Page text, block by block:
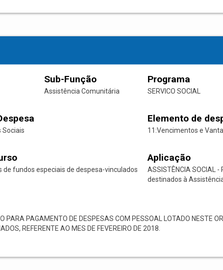
Sub-Função
Assistência Comunitária
Programa
SERVICO SOCIAL
Sociais
Elemento de
11:Vencimentos e
de fundos especiais de despesa-vinculados
Aplicação
ASSISTÊNCIA SOCIAL
destinados à Assistência
PARA PAGAMENTO DE DESPESAS COM PESSOAL LOTADO NESTE
REFERENTE AO MES DE FEVEREIRO DE 2018.